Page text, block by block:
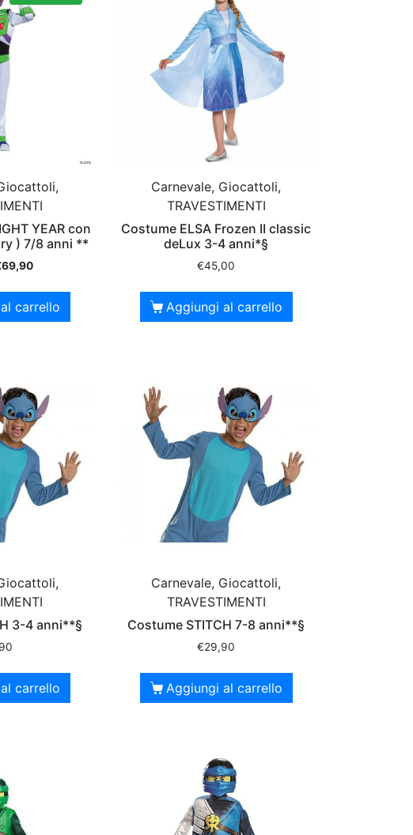
YEAR con
) 7/8 anni **
69,90
carrello
Carnevale, Giocattoli,
TRAVESTIMENTI
Costume ELSA Frozen II classic
deLux 3-4 anni*§
€45,00
Aggiungi al carrello
3-4 anni**§
carrello
Carnevale, Giocattoli,
TRAVESTIMENTI
Costume STITCH 7-8 anni**§
€29,90
Aggiungi al carrello